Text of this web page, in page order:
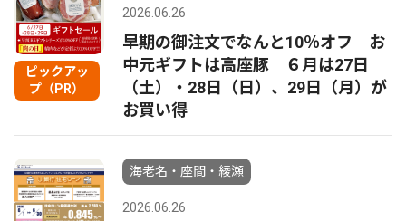
ピックアッ
プ（PR）
2026.06.26
早期の御注文でなんと10％オフ お
中元ギフトは高座豚 ６月は27日
（土）・28日（日）、29日（月）が
お買い得
海老名・座間・綾瀬
2026.06.26